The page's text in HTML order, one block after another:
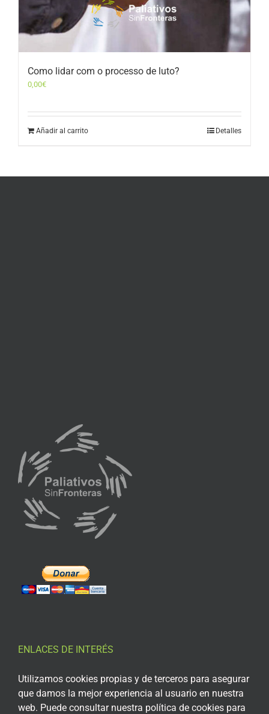
Como lidar com o processo de luto?
0,00€
Añadir al carrito Detalles
ENLACES DE INTERÉS
Aviso Legal
Política de privacidad
Utilizamos cookies propias y de terceros para asegurar
que damos la mejor experiencia al usuario en nuestra
web. Puede consultar nuestra política de cookies para